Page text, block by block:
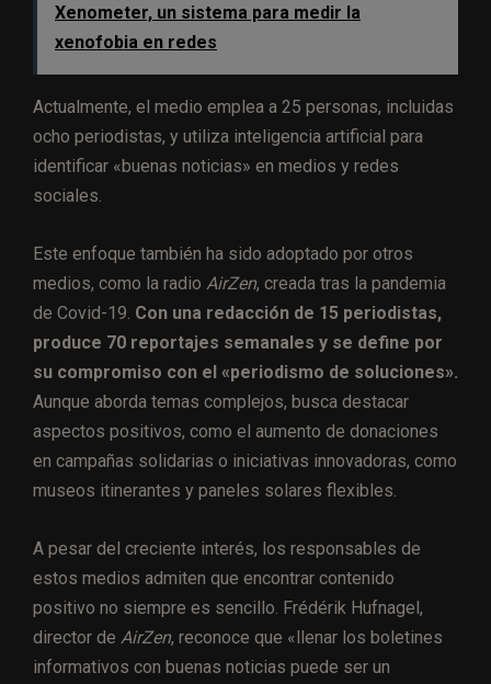
Xenometer, un sistema para medir la
xenofobia en redes
Actualmente, el medio emplea a 25 personas, incluidas
ocho periodistas, y utiliza inteligencia artificial para
identificar «buenas noticias» en medios y redes
sociales.
Este enfoque también ha sido adoptado por otros
medios, como la radio AirZen, creada tras la pandemia
de Covid-19. Con una redacción de 15 periodistas,
produce 70 reportajes semanales y se define por
su compromiso con el «periodismo de soluciones».
Aunque aborda temas complejos, busca destacar
aspectos positivos, como el aumento de donaciones
en campañas solidarias o iniciativas innovadoras, como
museos itinerantes y paneles solares flexibles.
A pesar del creciente interés, los responsables de
estos medios admiten que encontrar contenido
positivo no siempre es sencillo. Frédérik Hufnagel,
director de AirZen, reconoce que «llenar los boletines
informativos con buenas noticias puede ser un